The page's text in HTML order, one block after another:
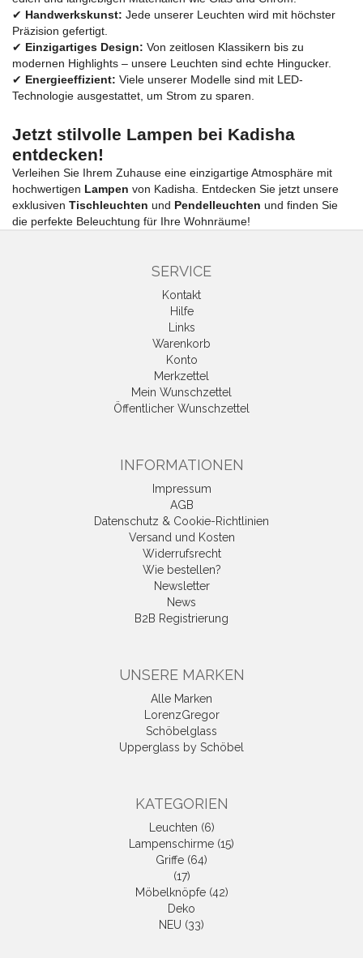
✔ Handwerkskunst: Jede unserer Leuchten wird mit höchster
Präzision gefertigt.
✔ Einzigartiges Design: Von zeitlosen Klassikern bis zu
modernen Highlights – unsere Leuchten sind echte Hingucker.
✔ Energieeffizient: Viele unserer Modelle sind mit LED-
Technologie ausgestattet, um Strom zu sparen.
Jetzt stilvolle Lampen bei Kadisha
entdecken!
Verleihen Sie Ihrem Zuhause eine einzigartige Atmosphäre mit
hochwertigen Lampen von Kadisha. Entdecken Sie jetzt unsere
exklusiven Tischleuchten und Pendelleuchten und finden Sie
die perfekte Beleuchtung für Ihre Wohnräume!
SERVICE
Kontakt
Hilfe
Links
Warenkorb
Konto
Merkzettel
Mein Wunschzettel
Öffentlicher Wunschzettel
INFORMATIONEN
Impressum
AGB
Datenschutz & Cookie-Richtlinien
Versand und Kosten
Widerrufsrecht
Wie bestellen?
Newsletter
News
B2B Registrierung
UNSERE MARKEN
Alle Marken
LorenzGregor
Schöbelglass
Upperglass by Schöbel
KATEGORIEN
Leuchten (6)
Lampenschirme (15)
Griffe (64)
(17)
Möbelknöpfe (42)
Deko
NEU (33)